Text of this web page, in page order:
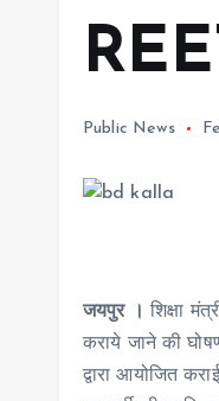
Public News
जयपुर ।शिक्षा
कराये जाने की
द्वारा आयोजित